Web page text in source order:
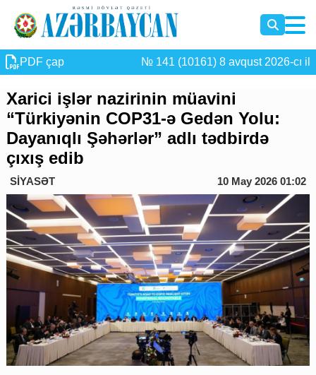
PDF çap № 141 (10161) 8 avqust 2026-cı il
Xarici işlər nazirinin müavini
“Türkiyənin COP31-ə Gedən Yolu:
Dayanıqlı Şəhərlər” adlı tədbirdə
çıxış edib
SİYASƏT 10 May 2026 01:02